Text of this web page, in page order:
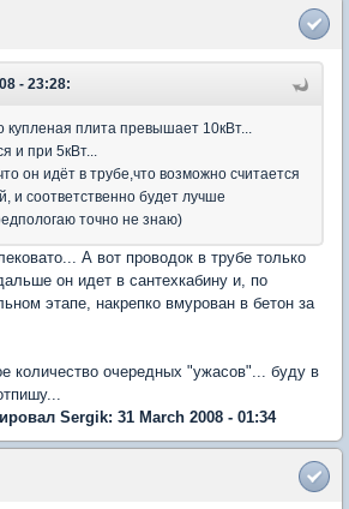
- 23:28:
купленая плита превышает 10кВт...
и при 5кВт...
он идёт в трубе,что возможно считается
и соответственно будет лучше
точно не знаю)
А вот проводок в трубе только
он идет в сантехкабину и, по
этапе, накрепко вмурован в бетон за
количество очередных "ужасов"... буду в
Sergik: 31 March 2008 - 01:34